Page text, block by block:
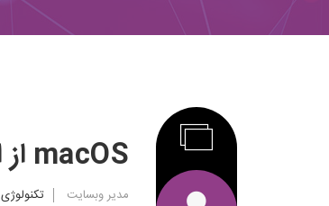
macOS از این پس از کارت گرافیک اکسترنال پشتیبانی می‌کند
مدیر وبسایت تکنولوژی